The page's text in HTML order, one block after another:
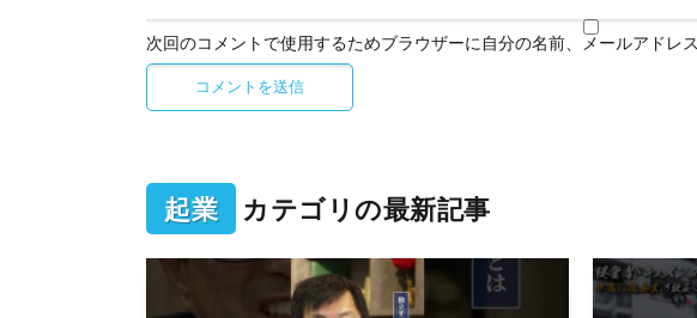
次回のコメントで使用するためブラウザーに自分の名前、メールアドレ
起業 カテゴリの最新記事